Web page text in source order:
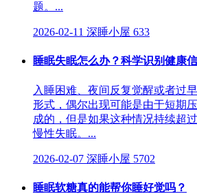
题。...
2026-02-11 深睡小屋 633
睡眠失眠怎么办？科学识别健康
入睡困难、夜间反复觉醒或者过
形式，偶尔出现可能是由于短期
成的，但是如果这种情况持续超
慢性失眠。...
2026-02-07 深睡小屋 5702
睡眠软糖真的能帮你睡好觉吗？